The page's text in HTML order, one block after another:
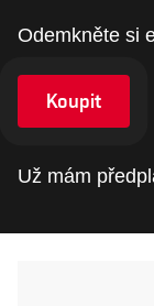
Odemkněte si
Koupit
Už mám